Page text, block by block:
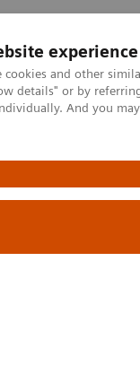
experience
cookies and other
details" or by
And you
Clínicas e
the